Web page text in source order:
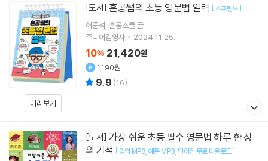
미리보기
[도서] 혼공쌤의 초등 영문법 일력 [ 스프링북]
허준석 혼공스쿨글
주니어김영사
2024.11.25.
10% 21,420원
1,190원
9.9 (16)
[도서]
의 기적 [강의 MP3 예문 MP3 단어집 무료 다운로드]